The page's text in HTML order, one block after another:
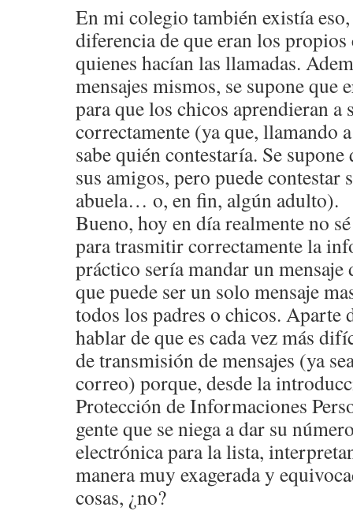
En mi colegio también existía
diferencia de que eran los
quienes hacían las llamadas.
mensajes mismos, se supone que
para que los chicos aprendieran a
correctamente (ya que, llamando
sabe quién contestaría. Se
sus amigos, pero puede contestar
abuela… o, en fin, algún adulto).
Bueno, hoy en día realmente no
para trasmitir correctamente la
práctico sería mandar un
que puede ser un solo mensaje
todos los padres o chicos. Aparte
hablar de que es cada vez más
de transmisión de mensajes (ya
correo) porque, desde la
Protección de Informaciones
gente que se niega a dar su
electrónica para la lista,
manera muy exagerada y
cosas, ¿no?